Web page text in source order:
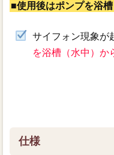
■使用後はポンプを浴
サイフォン現象が
を浴槽（水中）か
仕様